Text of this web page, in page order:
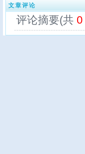
文章评论
评论摘要(共 0